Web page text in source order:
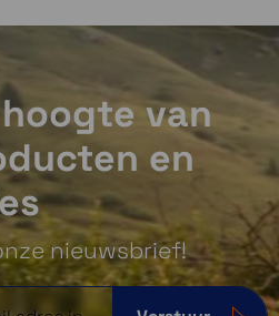
van
en
nieuwsbrief!